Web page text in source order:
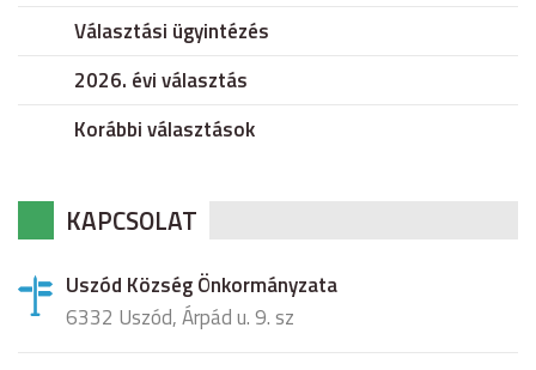
Választási ügyintézés
2026. évi választás
Korábbi választások
KAPCSOLAT
Uszód Község Önkormányzata
6332 Uszód, Árpád u. 9. sz